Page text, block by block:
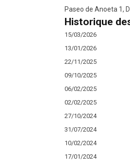
Paseo de Anoeta 1,
Historique
15/03/2026
13/01/2026
22/11/2025
09/10/2025
06/02/2025
02/02/2025
27/10/2024
31/07/2024
10/02/2024
17/01/2024